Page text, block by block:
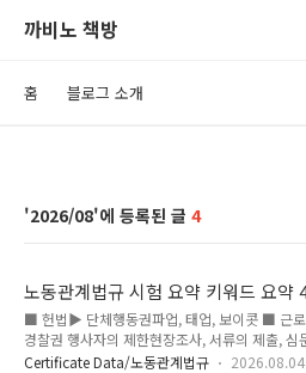
까비노 책방
홈 블로그 소개
2026/08 4
노동관계법규 시험 요약 키워드 요약
■ 헌법▶ 단체행동권파업, 태업, 보이콧 ■ 근
경찰권 행사자의 제한현장조사, 서류의 제출, 심
검사와 근로감독관이 전담하여 수행한다. 다만,
Certificate Data/노동관계법규 2026.08.04